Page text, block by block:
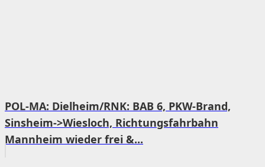
POL-MA: Dielheim/RNK: BAB 6, PKW-Brand,
Sinsheim->Wiesloch, Richtungsfahrbahn
Mannheim wieder frei &...